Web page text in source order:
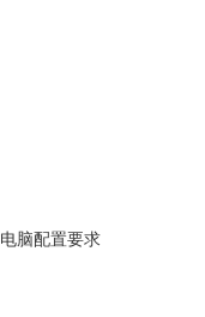
脑配置要求